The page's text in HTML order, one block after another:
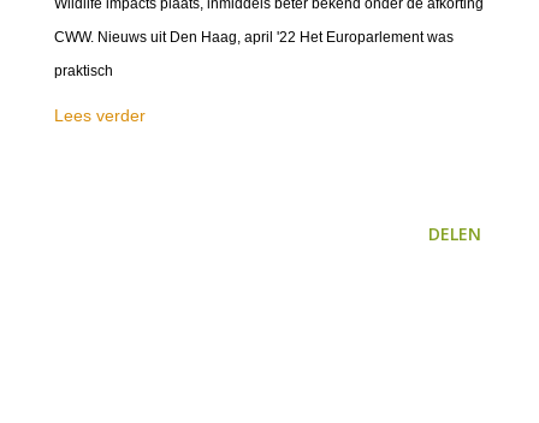
Wildlife impacts plaats, inmiddels beter bekend onder de afkorting
CWW. Nieuws uit Den Haag, april '22 Het Europarlement was
praktisch
Lees verder
DELEN